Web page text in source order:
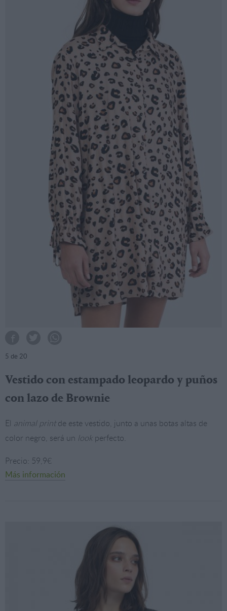
5 de 20
Vestido con estampado leopardo y puños
con lazo de Brownie
El animal printde este vestido, junto a unas botas altas de
color negro, será un look perfecto.
Precio: 59,9€
Más información